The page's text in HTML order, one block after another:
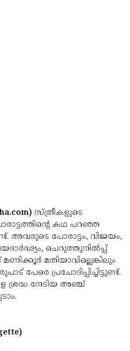
സ്ത്രീകളുടെ
കഥ പറഞ്ഞ
അവരുടെ പോരാട്ടം, വിജയം,
ചെറുത്തുനിൽപ്പ്
മതിയാവില്ലെങ്കിലും
പേരെ പ്രചോദിപ്പിച്ചിട്ടുണ്ട്.
നേടിയ അഞ്ച്